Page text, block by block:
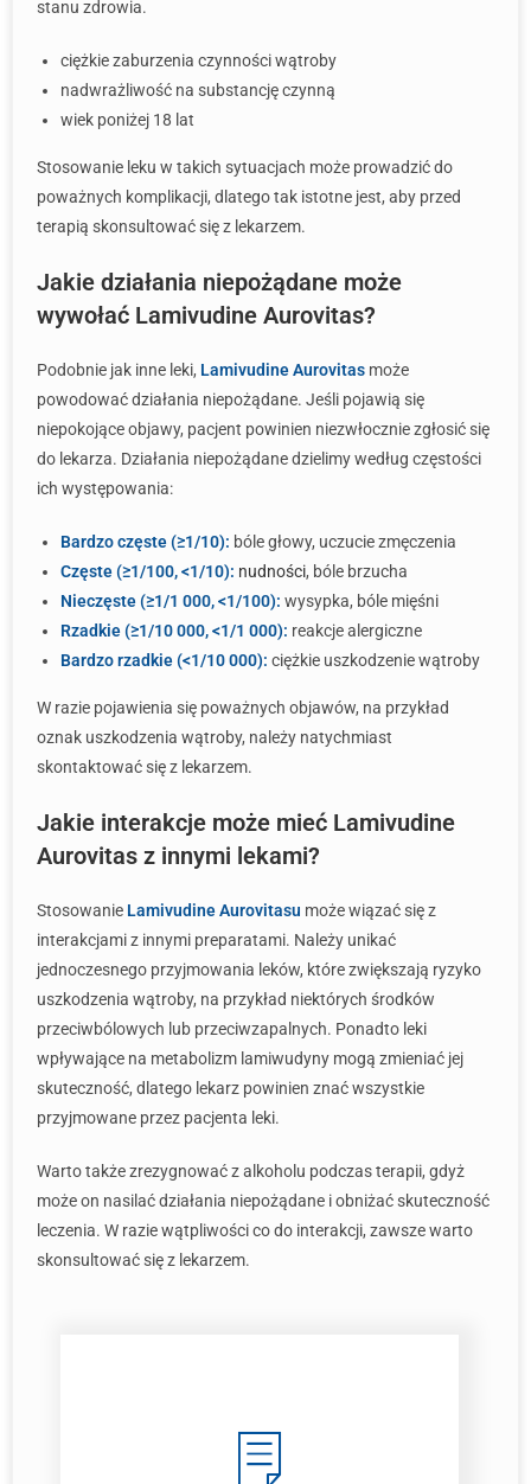
stanu zdrowia.
ciężkie zaburzenia czynności wątroby
nadwrażliwość na substancję czynną
wiek poniżej 18 lat
Stosowanie leku w takich sytuacjach może prowadzić do
poważnych komplikacji, dlatego tak istotne jest, aby przed
terapią skonsultować się z lekarzem.
Jakie działania niepożądane może
wywołać Lamivudine Aurovitas?
Podobnie jak inne leki, Lamivudine Aurovitas może
powodować działania niepożądane. Jeśli pojawią się
niepokojące objawy, pacjent powinien niezwłocznie zgłosić się
do lekarza. Działania niepożądane dzielimy według częstości
ich występowania:
Bardzo częste (≥1/10): bóle głowy, uczucie zmęczenia
Częste (≥1/100, <1/10): nudności, bóle brzucha
Nieczęste (≥1/1 000, <1/100): wysypka, bóle mięśni
Rzadkie (≥1/10 000, <1/1 000): reakcje alergiczne
Bardzo rzadkie (<1/10 000): ciężkie uszkodzenie wątroby
W razie pojawienia się poważnych objawów, na przykład
oznak uszkodzenia wątroby, należy natychmiast
skontaktować się z lekarzem.
Jakie interakcje może mieć Lamivudine
Aurovitas z innymi lekami?
Stosowanie Lamivudine Aurovitasu może wiązać się z
interakcjami z innymi preparatami. Należy unikać
jednoczesnego przyjmowania leków, które zwiększają ryzyko
uszkodzenia wątroby, na przykład niektórych środków
przeciwbólowych lub przeciwzapalnych. Ponadto leki
wpływające na metabolizm lamiwudyny mogą zmieniać jej
skuteczność, dlatego lekarz powinien znać wszystkie
przyjmowane przez pacjenta leki.
Warto także zrezygnować z alkoholu podczas terapii, gdyż
może on nasilać działania niepożądane i obniżać skuteczność
leczenia. W razie wątpliwości co do interakcji, zawsze warto
skonsultować się z lekarzem.